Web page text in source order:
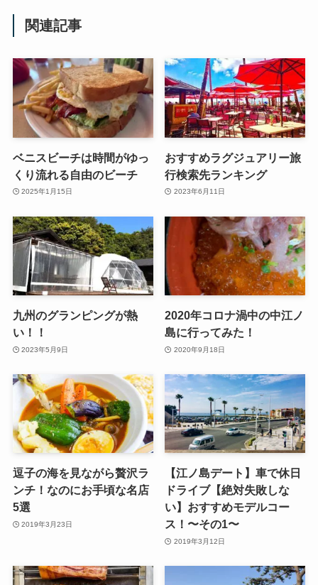
関連記事
ベニスビーチは時間がゆっ
くり流れる自由のビーチ
2025年1月15日
おすすめラグジュアリー旅
行検索先ランキング
2023年6月11日
九州のグランピングが熱
い！！
2023年5月9日
2020年コロナ渦中の中江ノ
島に行ってみた！
2020年9月18日
逗子の海を見ながら贅沢ラ
ンチ！なのにお手頃な名店
5選
2019年3月23日
【江ノ島デート】車で休日
ドライブ【絶対失敗しな
い】おすすめモデルコー
ス！〜その1〜
2019年3月12日